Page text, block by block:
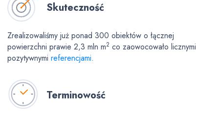
Skuteczność
Zrealizowaliśmy już ponad 300 obiektów o łącznej
powierzchni prawie 2,3 mln m2 co zaowocowało licznymi
pozytywnymi referencjami.
Terminowość